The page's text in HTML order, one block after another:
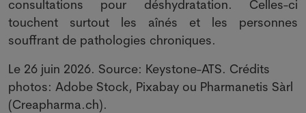
consultations pour déshydratation. Celles-ci
touchent surtout les aînés et les personnes
souffrant de pathologies chroniques.
Le 26 juin 2026. Source: Keystone-ATS. Crédits
photos: Adobe Stock, Pixabay ou Pharmanetis Sàrl
(Creapharma.ch).